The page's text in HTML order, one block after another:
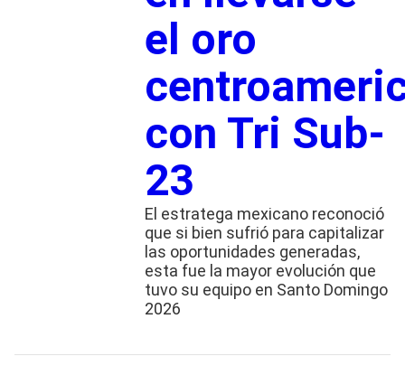
el oro
con Tri Sub-
23
El estratega mexicano reconoció
que si bien sufrió para capitalizar
las oportunidades generadas,
esta fue la mayor evolución que
tuvo su equipo en Santo Domingo
2026